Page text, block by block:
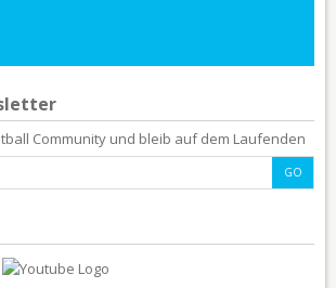
Community und bleib auf dem Laufenden